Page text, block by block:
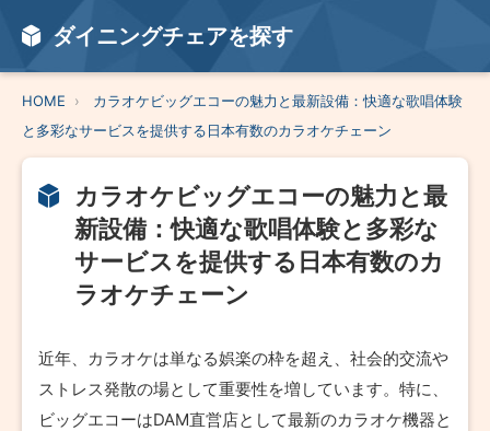
ダイニングチェアを探す
HOME
カラオケビッグエコーの魅力と最新設備：快適な歌唱体験
と多彩なサービスを提供する日本有数のカラオケチェーン
カラオケビッグエコーの魅力と最
新設備：快適な歌唱体験と多彩な
サービスを提供する日本有数のカ
ラオケチェーン
近年、カラオケは単なる娯楽の枠を超え、社会的交流や
ストレス発散の場として重要性を増しています。特に、
ビッグエコーはDAM直営店として最新のカラオケ機器と